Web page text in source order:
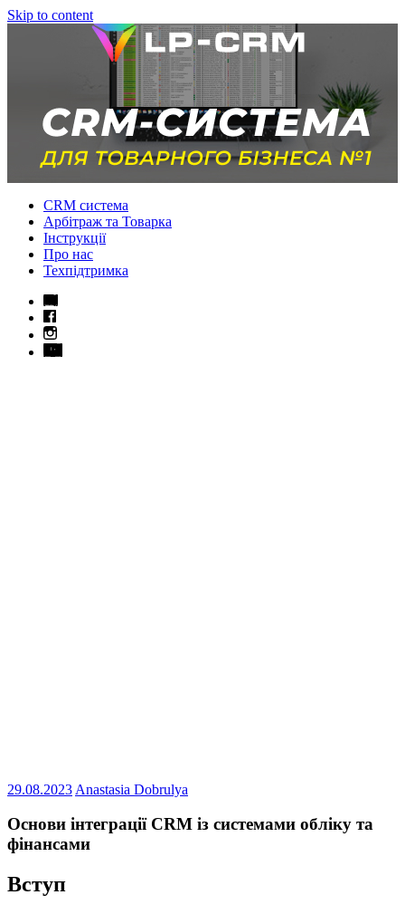
Skip to content
CRM система
Арбітраж та Товарка
Інструкції
Про нас
Техпідтримка
29.08.2023 Anastasia Dobrulya
Основи інтеграції CRM із системами обліку та
фінансами
Вступ